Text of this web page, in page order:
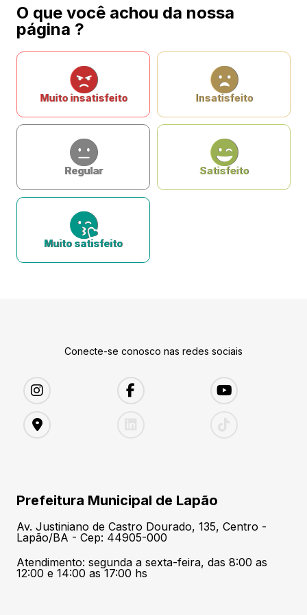
O que você achou da nossa
página ?
Muito insatisfeito Insatisfeito
Regular Satisfeito
Muito satisfeito
Conecte-se conosco nas redes sociais
Prefeitura Municipal de Lapão
Av. Justiniano de Castro Dourado, 135, Centro -
Lapão/BA - Cep: 44905-000
Atendimento: segunda a sexta-feira, das 8:00 as
12:00 e 14:00 as 17:00 hs